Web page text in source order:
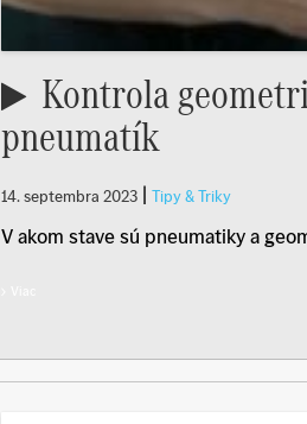
Kontrola
pneumatík
14. septembra 2023 | Tipy & Triky
V akom stave sú pneumatiky a